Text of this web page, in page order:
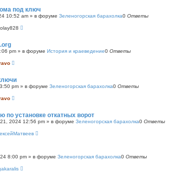
под ключ
10:52 am » в форуме Зеленогорская барахолка0 Ответы
pm » в форуме История и краеведение0 Ответы
pm » в форуме Зеленогорская барахолка0 Ответы
по установке откатных ворот
2024 12:56 pm » в форуме Зеленогорская барахолка0 Ответы
8:00 pm » в форуме Зеленогорская барахолка0 Ответы